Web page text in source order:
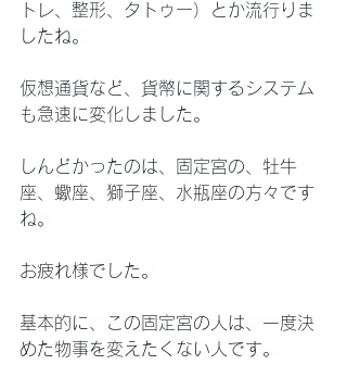
トレ、整形、タトゥー）とか流行りま
したね。
仮想通貨など、貨幣に関するシステム
も急速に変化しました。
しんどかったのは、固定宮の、牡牛
座、蠍座、獅子座、水瓶座の方々です
ね。
お疲れ様でした。
基本的に、この固定宮の人は、一度決
めた物事を変えたくない人です。